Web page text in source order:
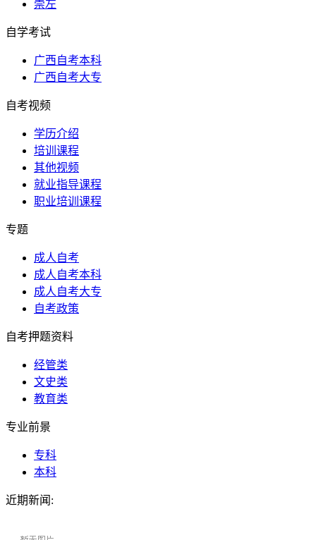
崇左
自学考试
广西自考本科
广西自考大专
自考视频
学历介绍
培训课程
其他视频
就业指导课程
职业培训课程
专题
成人自考
成人自考本科
成人自考大专
自考政策
自考押题资料
经管类
文史类
教育类
专业前景
专科
本科
近期新闻: